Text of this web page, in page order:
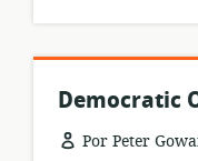
Democratic
Por Peter